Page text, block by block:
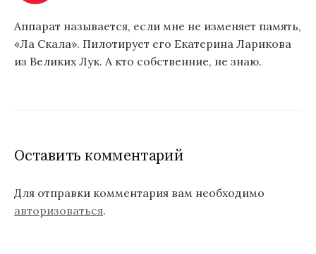
Аппарат называется, если мне не изменяет память,
«Ла Скала». Пилотирует его Екатерина Ларикова
из Великих Лук. А кто собственние, не знаю.
Оставить комментарий
Для отправки комментария вам необходимо
авторизоваться.